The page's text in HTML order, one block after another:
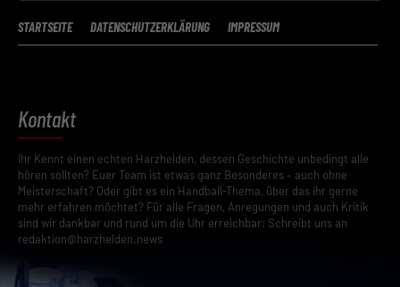
STARTSEITE DATENSCHUTZERKLÄRUNG IMPRESSUM
Kontakt
Ihr Kennt einen echten Harzhelden, dessen Geschichte unbedingt alle
hören sollten? Euer Team ist etwas ganz Besonderes – auch ohne
Meisterschaft? Oder gibt es ein Handball-Thema, über das ihr gerne
mehr erfahren möchtet? Für alle Fragen, Anregungen und auch Kritik
sind wir dankbar und rund um die Uhr erreichbar: Schreibt uns an
redaktion@harzhelden.news